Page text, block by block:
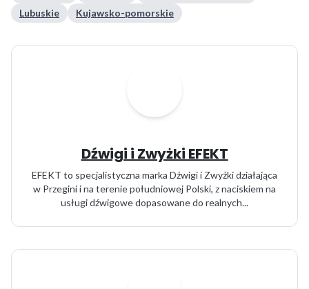
Lubuskie
Kujawsko-pomorskie
Dźwigi i Zwyżki EFEKT
EFEKT to specjalistyczna marka Dźwigi i Zwyżki działająca
w Przegini i na terenie południowej Polski, z naciskiem na
usługi dźwigowe dopasowane do realnych...